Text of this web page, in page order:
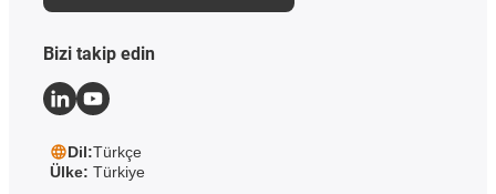
Bizi takip edin
Dil:Türkçe
Ülke: Türkiye